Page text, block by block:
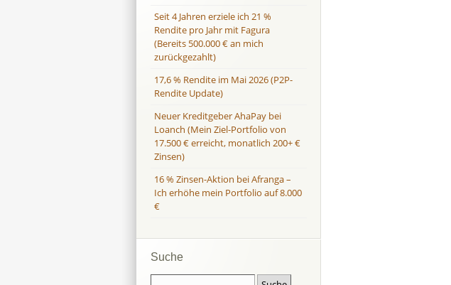
Seit 4 Jahren erziele ich 21 %
Rendite pro Jahr mit Fagura
(Bereits 500.000 € an mich
zurückgezahlt)
17,6 % Rendite im Mai 2026 (P2P-
Rendite Update)
Neuer Kreditgeber AhaPay bei
Loanch (Mein Ziel-Portfolio von
17.500 € erreicht, monatlich 200+ €
Zinsen)
16 % Zinsen-Aktion bei Afranga –
Ich erhöhe mein Portfolio auf 8.000
€
Suche